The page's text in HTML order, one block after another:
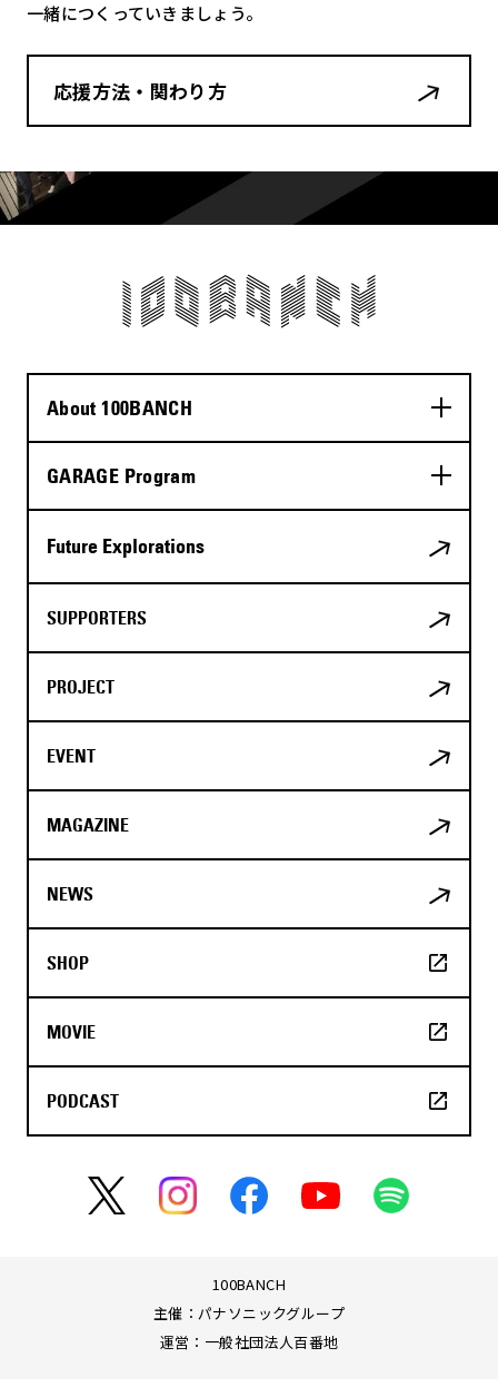
一緒につくっていきましょう。
応援方法・関わり方
About 100BANCH
GARAGE Program
Future Explorations
SUPPORTERS
PROJECT
EVENT
MAGAZINE
NEWS
SHOP
MOVIE
PODCAST
100BANCH
主催：パナソニックグループ
運営：一般社団法人百番地